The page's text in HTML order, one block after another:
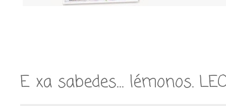
E xa sabedes… lémonos.